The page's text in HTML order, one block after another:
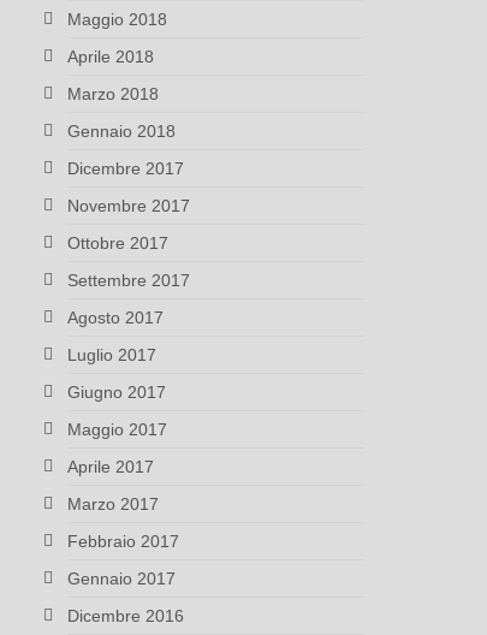
Maggio 2018
Aprile 2018
Marzo 2018
Gennaio 2018
Dicembre 2017
Novembre 2017
Ottobre 2017
Settembre 2017
Agosto 2017
Luglio 2017
Giugno 2017
Maggio 2017
Aprile 2017
Marzo 2017
Febbraio 2017
Gennaio 2017
Dicembre 2016